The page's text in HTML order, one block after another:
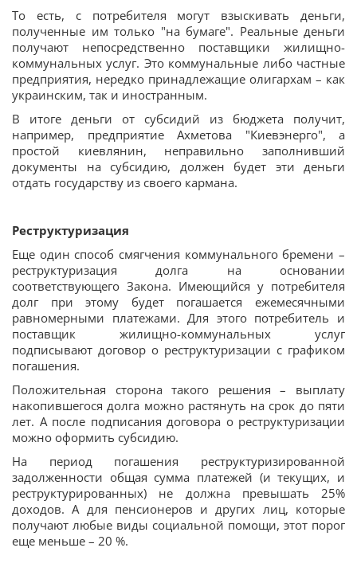
То есть, с потребителя могут взыскивать деньги,
полученные им только "на бумаге". Реальные деньги
получают непосредственно поставщики жилищно-
коммунальных услуг. Это коммунальные либо частные
предприятия, нередко принадлежащие олигархам – как
украинским, так и иностранным.
В итоге деньги от субсидий из бюджета получит,
например, предприятие Ахметова "Киевэнерго", а
простой киевлянин, неправильно заполнивший
документы на субсидию, должен будет эти деньги
отдать государству из своего кармана.
Реструктуризация
Еще один способ смягчения коммунального бремени –
реструктуризация долга на основании
соответствующего Закона. Имеющийся у потребителя
долг при этому будет погашается ежемесячными
равномерными платежами. Для этого потребитель и
поставщик жилищно-коммунальных услуг
подписывают договор о реструктуризации с графиком
погашения.
Положительная сторона такого решения – выплату
накопившегося долга можно растянуть на срок до пяти
лет. А после подписания договора о реструктуризации
можно оформить субсидию.
На период погашения реструктуризированной
задолженности общая сумма платежей (и текущих, и
реструктурированных) не должна превышать 25%
доходов. А для пенсионеров и других лиц, которые
получают любые виды социальной помощи, этот порог
еще меньше – 20 %.